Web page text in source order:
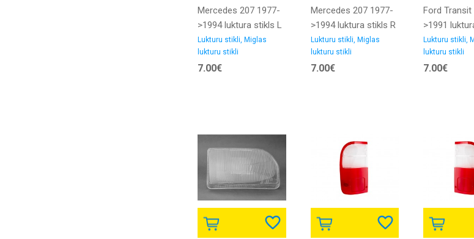
Mercedes 207 1977-
>1994 luktura stikls L
DJ AUTO
Lukturu stikli, Miglas
lukturu stikli
7.00€
Mercedes 207 1977-
>1994 luktura stikls R
DJ AUTO
Lukturu stikli, Miglas
lukturu stikli
7.00€
Ford Transit
>1991
DJ
Lukturu stikli,
lukturu stikli
7.00€